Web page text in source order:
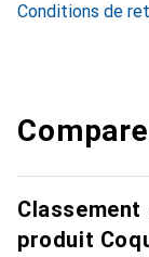
Conditions de
Classement
produit